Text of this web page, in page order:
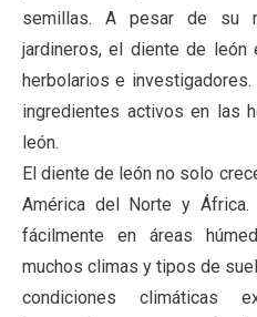
semillas. A pesar de su
jardineros, el diente de
herbolarios e
ingredientes activos en las
león.
El diente de león no solo
América del Norte y África.
fácilmente en áreas
muchos climas y tipos de
condiciones climáticas